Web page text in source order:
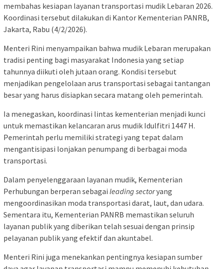
membahas kesiapan layanan transportasi mudik Lebaran 2026.
Koordinasi tersebut dilakukan di Kantor Kementerian PANRB,
Jakarta, Rabu (4/2/2026).
Menteri Rini menyampaikan bahwa mudik Lebaran merupakan
tradisi penting bagi masyarakat Indonesia yang setiap
tahunnya diikuti oleh jutaan orang. Kondisi tersebut
menjadikan pengelolaan arus transportasi sebagai tantangan
besar yang harus disiapkan secara matang oleh pemerintah.
Ia menegaskan, koordinasi lintas kementerian menjadi kunci
untuk memastikan kelancaran arus mudik Idulfitri 1447 H.
Pemerintah perlu memiliki strategi yang tepat dalam
mengantisipasi lonjakan penumpang di berbagai moda
transportasi.
Dalam penyelenggaraan layanan mudik, Kementerian
Perhubungan berperan sebagai leading sectoryang
mengoordinasikan moda transportasi darat, laut, dan udara.
Sementara itu, Kementerian PANRB memastikan seluruh
layanan publik yang diberikan telah sesuai dengan prinsip
pelayanan publik yang efektif dan akuntabel.
Menteri Rini juga menekankan pentingnya kesiapan sumber